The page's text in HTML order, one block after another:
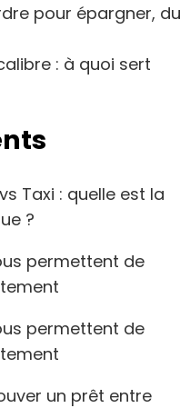
pour épargner, du
: à quoi sert
Taxi : quelle est la
?
permettent de
permettent de
un prêt entre